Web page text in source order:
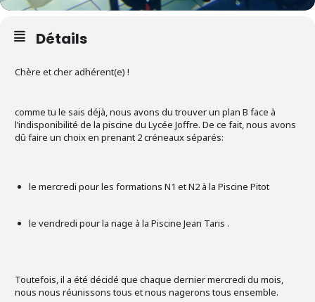
Détails
Chère et cher adhérent(e) !
comme tu le sais déjà, nous avons du trouver un plan B face à
l’indisponibilité de la piscine du Lycée Joffre. De ce fait, nous avons
dû faire un choix en prenant 2 créneaux séparés:
le mercredi pour les formations N1 et N2 à la Piscine Pitot
le vendredi pour la nage à la Piscine Jean Taris .
Toutefois, il a été décidé que chaque dernier mercredi du mois,
nous nous réunissons tous et nous nagerons tous ensemble.